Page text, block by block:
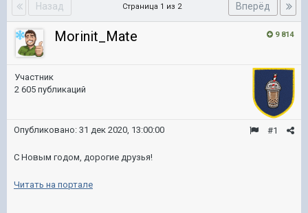
Назад Вперёд
Страница 1 из 2
9 814
Morinit_Mate
Участник
2 605 публикаций
#1
Опубликовано: 31 дек 2020, 13:00:00
С Новым годом, дорогие друзья!
Читать на портале